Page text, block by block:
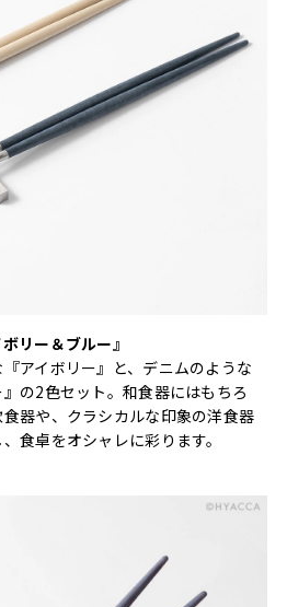
リー＆ブルー』
アイボリー』と、デニムのような
の2色セット。和食器にはもちろ
器や、クラシカルな印象の洋食器
食卓をオシャレに彩ります。